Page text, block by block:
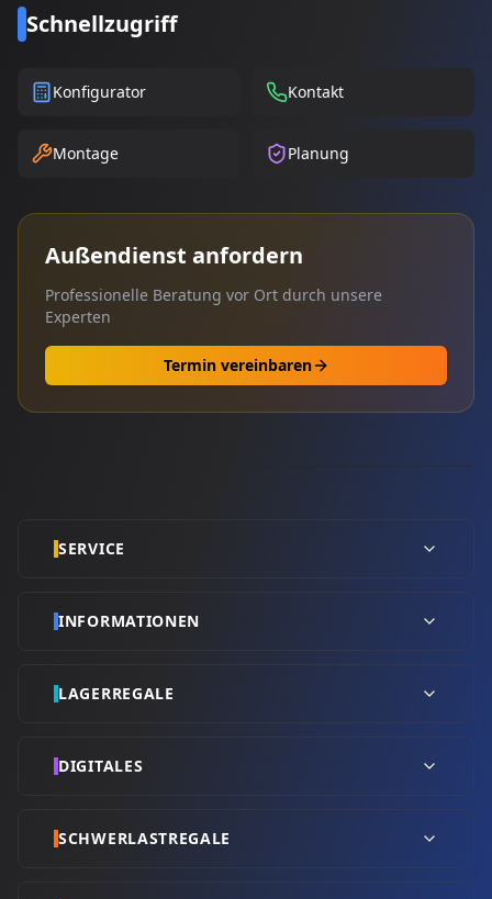
Schnellzugriff
Konfigurator Kontakt
Montage Planung
Außendienst anfordern
Professionelle Beratung vor Ort durch unsere
Experten
Termin vereinbaren
SERVICE
INFORMATIONEN
LAGERREGALE
DIGITALES
SCHWERLASTREGALE